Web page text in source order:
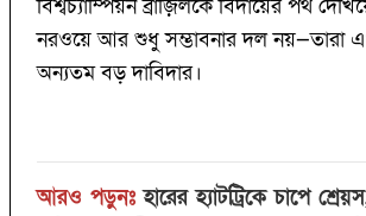
বিশ্বচ্যাম্পিয়ন ব্রাজ়িলকে বিদায়ের পথ
নরওয়ে আর শুধু সম্ভাবনার দল নয়—তারা
অন্যতম বড় দাবিদার।
আরও পড়ুনঃ হারের হ্যাটট্রিকে চাপে